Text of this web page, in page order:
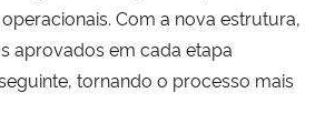
Com a nova estrutura,
aprovados em cada etapa
tornando o processo mais